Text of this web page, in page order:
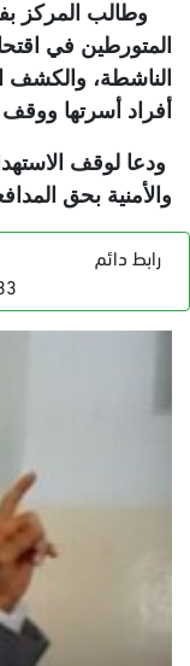
وطالب المركز
المتورطين في
الناشطة،
أفراد أسرتها
ودعا لوقف
والأمنية بحق
رابط دائم